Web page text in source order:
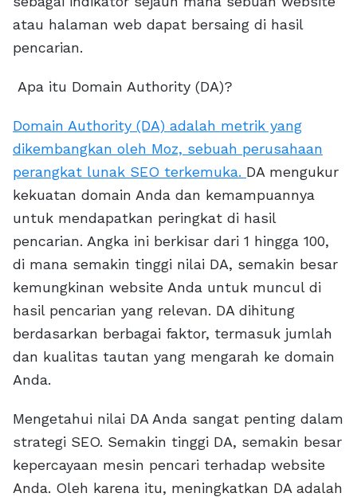
atau halaman web dapat bersaing di hasil
pencarian.
Apa itu Domain Authority (DA)?
Domain Authority (DA) adalah metrik yang
dikembangkan oleh Moz, sebuah perusahaan
perangkat lunak SEO terkemuka. DA mengukur
kekuatan domain Anda dan kemampuannya
untuk mendapatkan peringkat di hasil
pencarian. Angka ini berkisar dari 1 hingga 100,
di mana semakin tinggi nilai DA, semakin besar
kemungkinan website Anda untuk muncul di
hasil pencarian yang relevan. DA dihitung
berdasarkan berbagai faktor, termasuk jumlah
dan kualitas tautan yang mengarah ke domain
Anda.
Mengetahui nilai DA Anda sangat penting dalam
strategi SEO. Semakin tinggi DA, semakin besar
kepercayaan mesin pencari terhadap website
Anda. Oleh karena itu, meningkatkan DA adalah